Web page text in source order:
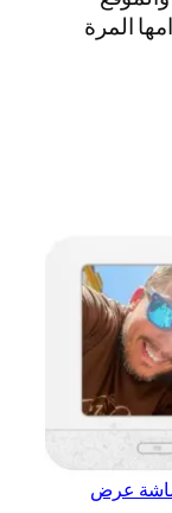
المرة
شاشة عرض